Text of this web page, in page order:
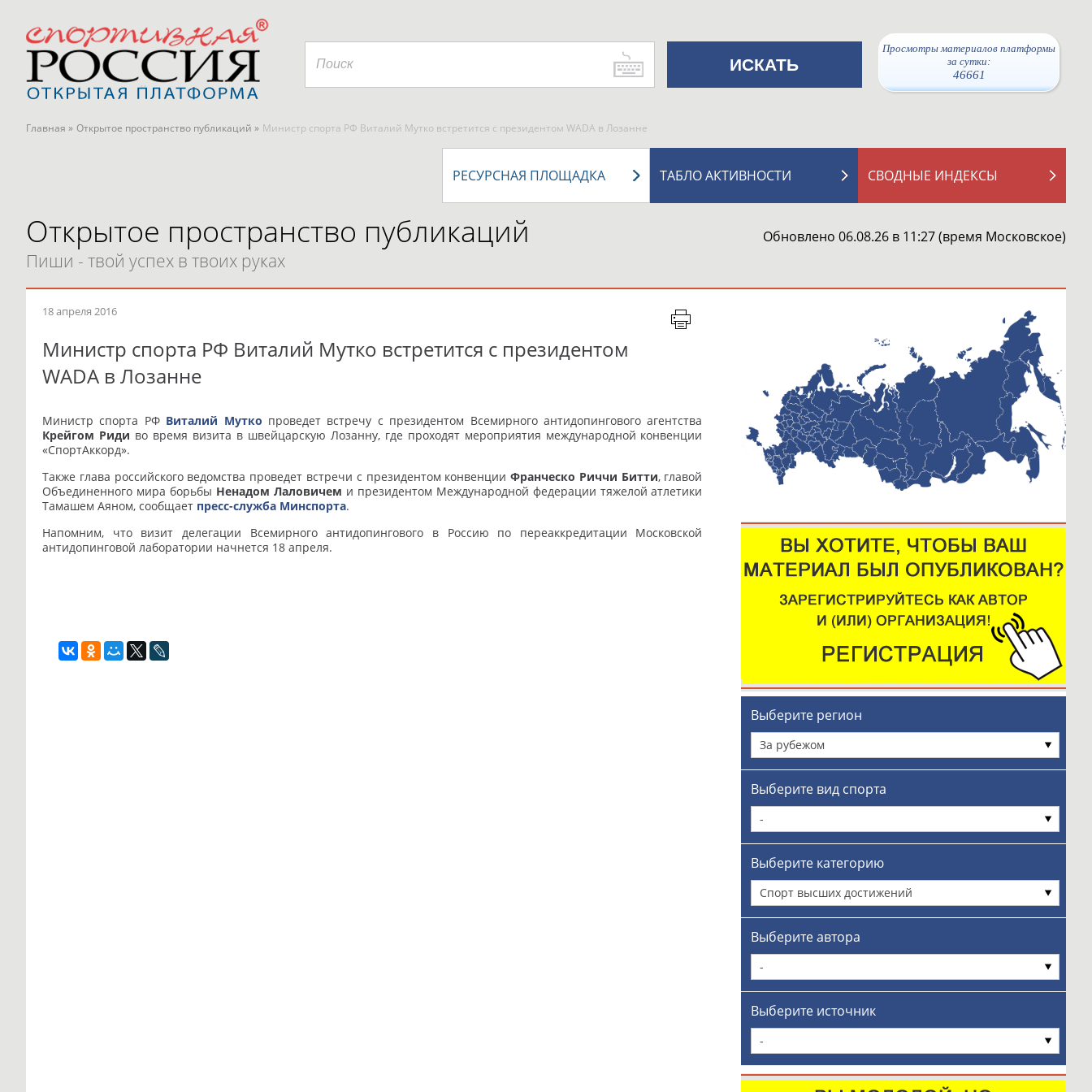
Просмотры материалов платформы
за сутки:
46661
Главная » Открытое пространство публикаций » Министр спорта РФ Виталий Мутко встретится с президентом WADA в Лозанне
СВОДНЫЕ ИНДЕКСЫ
ТАБЛО АКТИВНОСТИ
РЕСУРСНАЯ ПЛОЩАДКА
Открытое пространство публикаций
Пиши - твой успех в твоих руках
Обновлено 06.08.26 в 11:27 (время Московское)
18 апреля 2016
Министр спорта РФ Виталий Мутко встретится с президентом
WADA в Лозанне
Министр спорта РФ Виталий Мутко проведет встречу с президентом Всемирного антидопингового агентства
Крейгом Риди во время визита в швейцарскую Лозанну, где проходят мероприятия международной конвенции
«СпортАккорд».
Также глава российского ведомства проведет встречи с президентом конвенцииФранческо Риччи Битти, главой
Объединенного мира борьбы Ненадом Лаловичем и президентом Международной федерации тяжелой атлетики
Тамашем Аяном, сообщает пресс-служба Минспорта.
Напомним, что визит делегации Всемирного антидопингового в Россию по переаккредитации Московской
антидопинговой лаборатории начнется 18 апреля.
Выберите регион
За рубежом
Выберите вид спорта
-
Выберите категорию
Спорт высших достижений
Выберите автора
-
Выберите источник
-